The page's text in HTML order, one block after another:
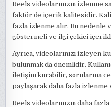
Reels videolarınızın izlenme
faktör de içerik kalitesidir.
fazla izlenme alır. Bu nedenle
göstermeli ve ilgi çekici
Ayrıca, videolarınızı izleyen
bulunmak da önemlidir.
iletişim kurabilir, sorularına
paylaşarak daha fazla
Reels videolarınızın daha